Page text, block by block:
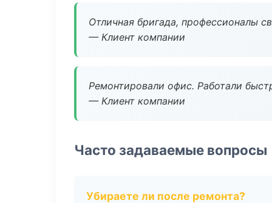
Отличная бригада, профессионалы
— Клиент компании
Ремонтировали офис. Работали
— Клиент компании
Часто задаваемые вопросы
Убираете ли после ремонта?